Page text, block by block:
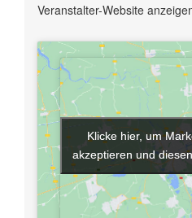
Veranstalter-Website
Klicke hier, um
akzeptieren und
Klicke hier, um
akzeptieren und